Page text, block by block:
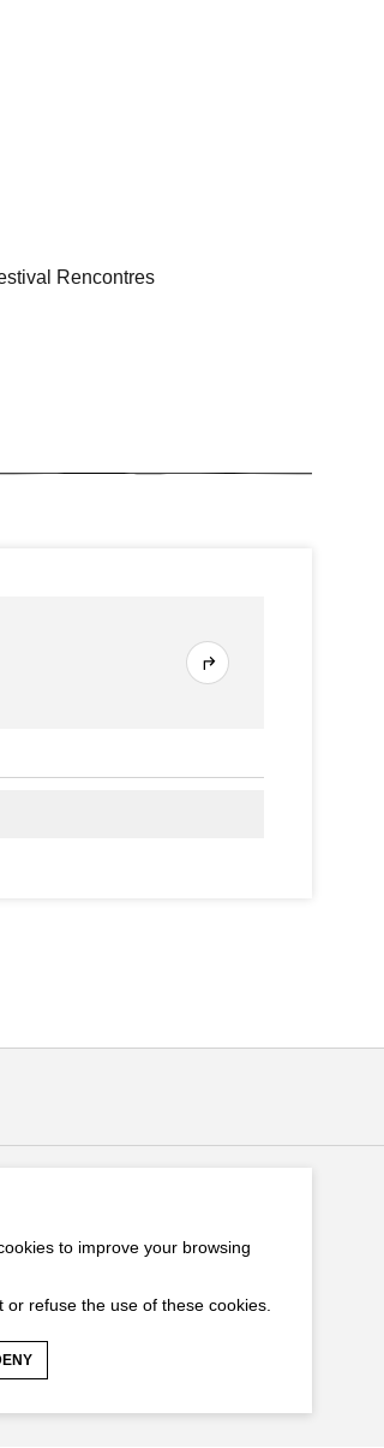
Rencontres
to improve your browsing
or refuse the use of these cookies.